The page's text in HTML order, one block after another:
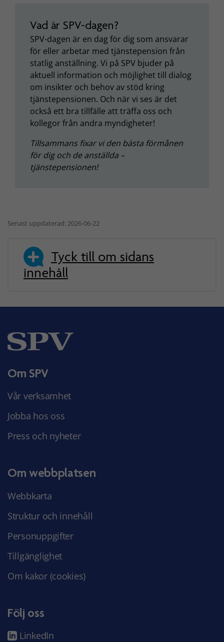
Vad är SPV-dagen?
SPV-dagen är en dag för dig som ansvarar
för eller arbetar med tjänstepension från
statlig anställning. Vi på SPV bjuder på
aktuell information och möjlighet till dialog
om insikter och behov av stöd kring
tjänstepensionen. Och när vi ses är det
också ett bra tillfälle att träffa oss och
kollegor från andra myndigheter!
Tillsammans fixar vi den bästa förmånen
för dig och de anställda –
tjänstepensionen!
Senast uppdaterad: 2026-06-22
Tyck till om sidans
innehåll
Om SPV
Vår verksamhet
Jobba hos oss
Press och nyheter
Om webbplatsen
Webbkarta
Struktur och innehåll
Personuppgifter
Tillgänglighet
Om kakor (cookies)
Följ oss
LinkedIn